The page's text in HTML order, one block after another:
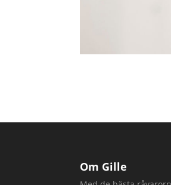
Om Gille